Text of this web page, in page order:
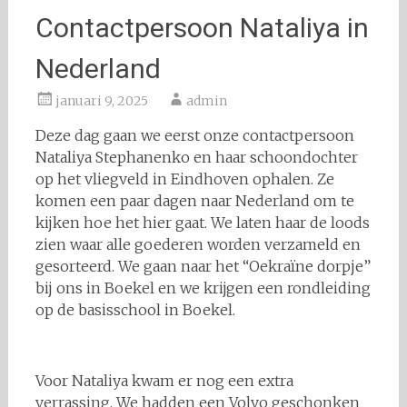
Contactpersoon Nataliya in
Nederland
januari 9, 2025 admin
Deze dag gaan we eerst onze contactpersoon
Nataliya Stephanenko en haar schoondochter
op het vliegveld in Eindhoven ophalen. Ze
komen een paar dagen naar Nederland om te
kijken hoe het hier gaat. We laten haar de loods
zien waar alle goederen worden verzameld en
gesorteerd. We gaan naar het “Oekraïne dorpje”
bij ons in Boekel en we krijgen een rondleiding
op de basisschool in Boekel.
Voor Nataliya kwam er nog een extra
verrassing. We hadden een Volvo geschonken